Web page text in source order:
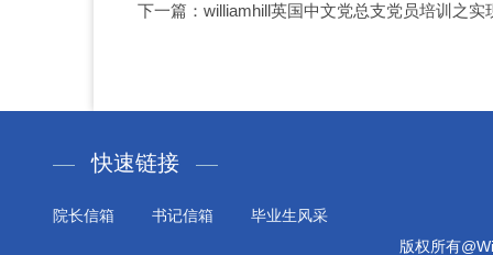
下一篇：williamhill英国中文党总支党员培训之
快速链接
院长信箱 书记信箱
毕业生风采
版权所有